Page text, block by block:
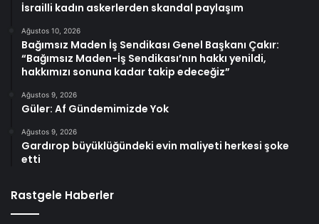
İsrailli kadın askerlerden skandal paylaşım
Ağustos 10, 2026
Bağımsız Maden İş Sendikası Genel Başkanı Çakır:
“Bağımsız Maden-İş Sendikası’nın hakkı yenildi,
hakkımızı sonuna kadar takip edeceğiz”
Ağustos 9, 2026
Güler: Af Gündemimizde Yok
Ağustos 9, 2026
Gardırop büyüklüğündeki evin maliyeti herkesi şoke
etti
Rastgele Haberler